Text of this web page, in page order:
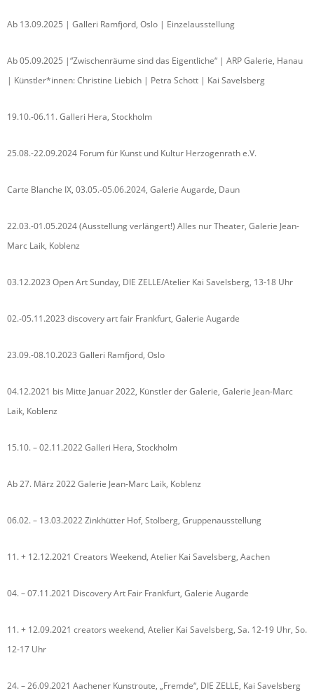
Ab 13.09.2025 | Galleri Ramfjord, Oslo | Einzelausstellung
Ab 05.09.2025 |“Zwischenräume sind das Eigentliche“ | ARP Galerie, Hanau
| Künstler*innen: Christine Liebich | Petra Schott | Kai Savelsberg
19.10.-06.11. Galleri Hera, Stockholm
25.08.-22.09.2024 Forum für Kunst und Kultur Herzogenrath e.V.
Carte Blanche IX, 03.05.-05.06.2024, Galerie Augarde, Daun
22.03.-01.05.2024 (Ausstellung verlängert!) Alles nur Theater, Galerie Jean-
Marc Laik, Koblenz
03.12.2023 Open Art Sunday, DIE ZELLE/Atelier Kai Savelsberg, 13-18 Uhr
02.-05.11.2023 discovery art fair Frankfurt, Galerie Augarde
23.09.-08.10.2023 Galleri Ramfjord, Oslo
04.12.2021 bis Mitte Januar 2022, Künstler der Galerie, Galerie Jean-Marc
Laik, Koblenz
15.10. – 02.11.2022 Galleri Hera, Stockholm
Ab 27. März 2022 Galerie Jean-Marc Laik, Koblenz
06.02. – 13.03.2022 Zinkhütter Hof, Stolberg, Gruppenausstellung
11. + 12.12.2021 Creators Weekend, Atelier Kai Savelsberg, Aachen
04. – 07.11.2021 Discovery Art Fair Frankfurt, Galerie Augarde
11. + 12.09.2021 creators weekend, Atelier Kai Savelsberg, Sa. 12-19 Uhr, So.
12-17 Uhr
24. – 26.09.2021 Aachener Kunstroute, „Fremde“, DIE ZELLE, Kai Savelsberg